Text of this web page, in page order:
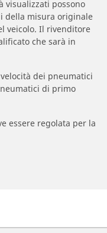
visualizzati possono
della misura originale
veicolo. Il rivenditore
che sarà in
dei pneumatici
di primo
essere regolata per la